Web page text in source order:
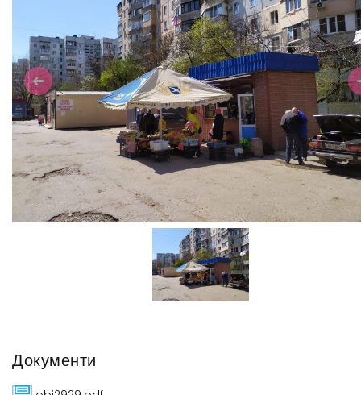
Previous
Документи